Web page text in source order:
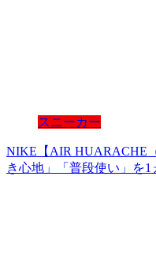
スニーカー
NIKE【AIR HUARACHE
き心地」「普段使い」を